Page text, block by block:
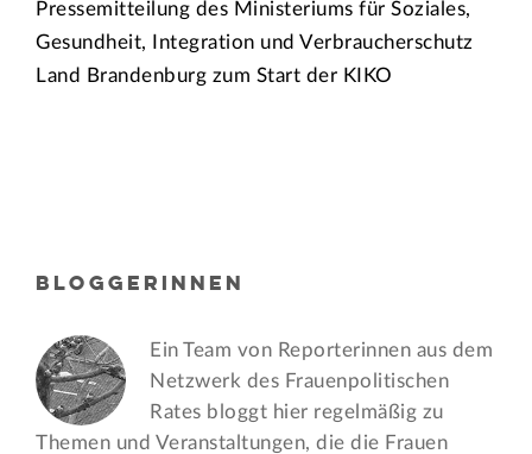
Pressemitteilung des Ministeriums für Soziales,
Gesundheit, Integration und Verbraucherschutz
Land Brandenburg zum Start der KIKO
BLOGGERINNEN
Ein Team von Reporterinnen aus dem
Netzwerk des Frauen­politischen
Rates bloggt hier regelmäßig zu
Themen und Veran­staltungen, die die Frauen